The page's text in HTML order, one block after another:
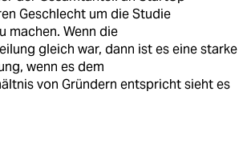
Geschlecht um die Studie
machen. Wenn die
gleich war, dann ist es eine starke
wenn es dem
von Gründern entspricht sieht es